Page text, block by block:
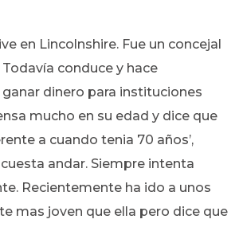
en Lincolnshire. Fue un concejal
conduce y hace
dinero para instituciones
mucho en su edad y dice que
a cuando tenia 70 años’,
andar. Siempre intenta
Recientemente ha ido a unos
mas joven que ella pero dice que